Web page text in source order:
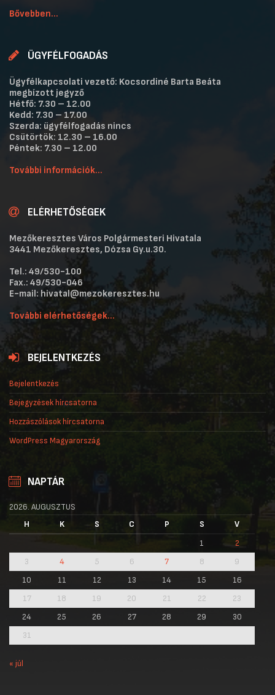
Bővebben...
ÜGYFÉLFOGADÁS
Ügyfélkapcsolati vezető: Kocsordiné Barta Beáta
megbízott jegyző
Hétfő: 7.30 – 12.00
Kedd: 7.30 – 17.00
Szerda: ügyfélfogadás nincs
Csütörtök: 12.30 – 16.00
Péntek: 7.30 – 12.00
További információk...
ELÉRHETŐSÉGEK
Mezőkeresztes Város Polgármesteri Hivatala
3441 Mezőkeresztes, Dózsa Gy.u.30.
Tel.: 49/530-100
Fax.: 49/530-046
E-mail: hivatal@mezokeresztes.hu
További elérhetőségek...
BEJELENTKEZÉS
Bejelentkezés
Bejegyzések hírcsatorna
Hozzászólások hírcsatorna
WordPress Magyarország
NAPTÁR
2026. AUGUSZTUS
H
K S C P S
V
1
2
3
4 5 6 7 8
9
10
11 12 13 14 15
16
17
18 19 20 21 22
23
24
25 26 27 28 29
30
31
« júl